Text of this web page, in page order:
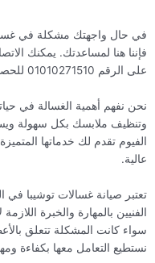
في حال واجهتك مشكلة في
فإننا هنا لمساعدتك. يمكنك
على الرقم 01010271510 للحصول على الخدمة المطلوبة.
نحن نفهم أهمية الغسالة في
وتنظيف ملابسك بكل سهولة
الفيوم تقدم لك خدماتها
عالية.
تعتبر صيانة غسالات توشيبا في
الفنيين بالمهارة والخبرة
سواء كانت المشكلة تتعلق
نستطيع التعامل معها بكفاءة